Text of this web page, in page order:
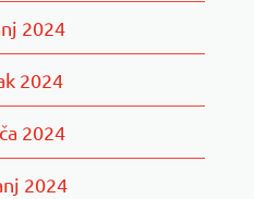
2024
2024
2024
2024